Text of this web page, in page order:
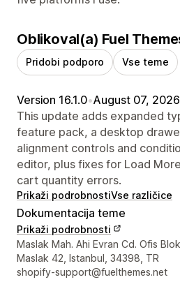
Oblikoval(a) Fuel
Pridobi podporo Vse teme
Version 16.1.0•August 07, 2026
This update adds expanded
feature pack, a desktop
alignment controls and
editor, plus fixes for Load
cart quantity errors.
Prikaži podrobnostiVse različice
Dokumentacija teme
Prikaži podrobnosti
Podatki za stik z oblikovalcem
Maslak Mah. Ahi Evran Cd. Ofis
Maslak 42, Istanbul, 34398, TR
shopify-support@fuelthemes.net